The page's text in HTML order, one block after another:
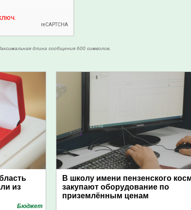
длина сообщения 600 символов.
из
Бюджет
В школу имени пензенского
закупают оборудование по
приземлённым ценам